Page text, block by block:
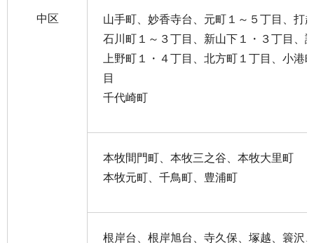
中区
山手町、妙香寺台、元町１～５丁目、打
石川町１～３丁目、新山下１・３丁目、
上野町１・４丁目、北方町１丁目、小港
目
千代崎町
本牧間門町、本牧三之谷、本牧大里町
本牧元町、千鳥町、豊浦町
根岸台、根岸旭台、寺久保、塚越、簑沢